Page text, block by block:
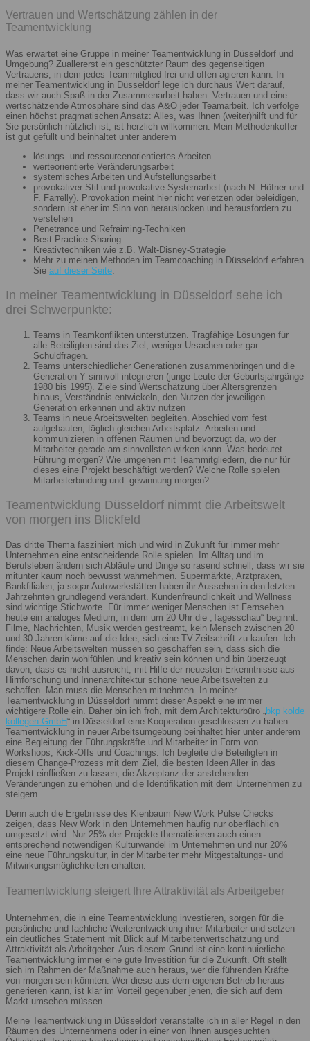
Vertrauen und Wertschätzung zählen in der
Teamentwicklung
Was erwartet eine Gruppe in meiner Teamentwicklung in Düsseldorf und
Umgebung? Zuallererst ein geschützter Raum des gegenseitigen
Vertrauens, in dem jedes Teammitglied frei und offen agieren kann. In
meiner Teamentwicklung in Düsseldorf lege ich durchaus Wert darauf,
dass wir auch Spaß in der Zusammenarbeit haben. Vertrauen und eine
wertschätzende Atmosphäre sind das A&O jeder Teamarbeit. Ich verfolge
einen höchst pragmatischen Ansatz: Alles, was Ihnen (weiter)hilft und für
Sie persönlich nützlich ist, ist herzlich willkommen. Mein Methodenkoffer
ist gut gefüllt und beinhaltet unter anderem
lösungs- und ressourcenorientiertes Arbeiten
werteorientierte Veränderungsarbeit
systemisches Arbeiten und Aufstellungsarbeit
provokativer Stil und provokative Systemarbeit (nach N. Höfner und
F. Farrelly). Provokation meint hier nicht verletzen oder beleidigen,
sondern ist eher im Sinn von herauslocken und herausfordern zu
verstehen
Penetrance und Refraiming-Techniken
Best Practice Sharing
Kreativtechniken wie z.B. Walt-Disney-Strategie
Mehr zu meinen Methoden im Teamcoaching in Düsseldorf erfahren
Sie auf dieser Seite.
In meiner Teamentwicklung in Düsseldorf sehe ich
drei Schwerpunkte:
Teams in Teamkonflikten unterstützen. Tragfähige Lösungen für
alle Beteiligten sind das Ziel, weniger Ursachen oder gar
Schuldfragen.
Teams unterschiedlicher Generationen zusammenbringen und die
Generation Y sinnvoll integrieren (junge Leute der Geburtsjahrgänge
1980 bis 1995). Ziele sind Wertschätzung über Altersgrenzen
hinaus, Verständnis entwickeln, den Nutzen der jeweiligen
Generation erkennen und aktiv nutzen
Teams in neue Arbeitswelten begleiten. Abschied vom fest
aufgebauten, täglich gleichen Arbeitsplatz. Arbeiten und
kommunizieren in offenen Räumen und bevorzugt da, wo der
Mitarbeiter gerade am sinnvollsten wirken kann. Was bedeutet
Führung morgen? Wie umgehen mit Teammitgliedern, die nur für
dieses eine Projekt beschäftigt werden? Welche Rolle spielen
Mitarbeiterbindung und -gewinnung morgen?
Teamentwicklung Düsseldorf nimmt die Arbeitswelt
von morgen ins Blickfeld
Das dritte Thema fasziniert mich und wird in Zukunft für immer mehr
Unternehmen eine entscheidende Rolle spielen. Im Alltag und im
Berufsleben ändern sich Abläufe und Dinge so rasend schnell, dass wir sie
mitunter kaum noch bewusst wahrnehmen. Supermärkte, Arztpraxen,
Bankfilialen, ja sogar Autowerkstätten haben ihr Aussehen in den letzten
Jahrzehnten grundlegend verändert. Kundenfreundlichkeit und Wellness
sind wichtige Stichworte. Für immer weniger Menschen ist Fernsehen
heute ein analoges Medium, in dem um 20 Uhr die „Tagesschau“ beginnt.
Filme, Nachrichten, Musik werden gestreamt, kein Mensch zwischen 20
und 30 Jahren käme auf die Idee, sich eine TV-Zeitschrift zu kaufen. Ich
finde: Neue Arbeitswelten müssen so geschaffen sein, dass sich die
Menschen darin wohlfühlen und kreativ sein können und bin überzeugt
davon, dass es nicht ausreicht, mit Hilfe der neuesten Erkenntnisse aus
Hirnforschung und Innenarchitektur schöne neue Arbeitswelten zu
schaffen. Man muss die Menschen mitnehmen. In meiner
Teamentwicklung in Düsseldorf nimmt dieser Aspekt eine immer
wichtigere Rolle ein. Daher bin ich froh, mit dem Architekturbüro „bkp kolde
kollegen GmbH“ in Düsseldorf eine Kooperation geschlossen zu haben.
Teamentwicklung in neuer Arbeitsumgebung beinhaltet hier unter anderem
eine Begleitung der Führungskräfte und Mitarbeiter in Form von
Workshops, Kick-Offs und Coachings. Ich begleite die Beteiligten in
diesem Change-Prozess mit dem Ziel, die besten Ideen Aller in das
Projekt einfließen zu lassen, die Akzeptanz der anstehenden
Veränderungen zu erhöhen und die Identifikation mit dem Unternehmen zu
steigern.
Denn auch die Ergebnisse des Kienbaum New Work Pulse Checks
zeigen, dass New Work in den Unternehmen häufig nur oberflächlich
umgesetzt wird. Nur 25% der Projekte thematisieren auch einen
entsprechend notwendigen Kulturwandel im Unternehmen und nur 20%
eine neue Führungskultur, in der Mitarbeiter mehr Mitgestaltungs- und
Mitwirkungsmöglichkeiten erhalten.
Teamentwicklung steigert Ihre Attraktivität als Arbeitgeber
Unternehmen, die in eine Teamentwicklung investieren, sorgen für die
persönliche und fachliche Weiterentwicklung ihrer Mitarbeiter und setzen
ein deutliches Statement mit Blick auf Mitarbeiterwertschätzung und
Attraktivität als Arbeitgeber. Aus diesem Grund ist eine kontinuierliche
Teamentwicklung immer eine gute Investition für die Zukunft. Oft stellt
sich im Rahmen der Maßnahme auch heraus, wer die führenden Kräfte
von morgen sein könnten. Wer diese aus dem eigenen Betrieb heraus
generieren kann, ist klar im Vorteil gegenüber jenen, die sich auf dem
Markt umsehen müssen.
Meine Teamentwicklung in Düsseldorf veranstalte ich in aller Regel in den
Räumen des Unternehmens oder in einer von Ihnen ausgesuchten